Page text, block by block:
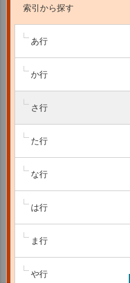
索引から探す
あ行
か行
さ行
た行
な行
は行
ま行
や行